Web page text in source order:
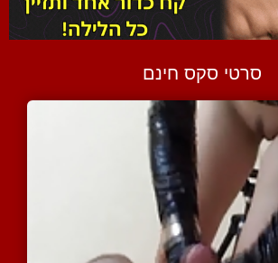
סרטי סקס חינם